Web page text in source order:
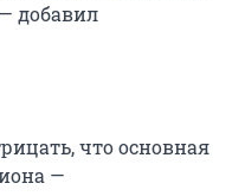
добавил
что основная
—